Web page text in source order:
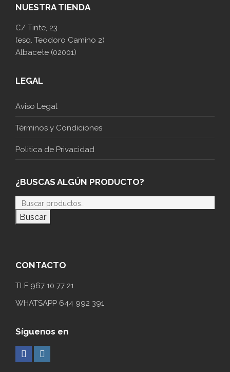
NUESTRA TIENDA
C/ Tinte, 23
(esq. Teodoro Camino 2)
Albacete (02001)
LEGAL
Aviso Legal
Términos y Condiciones
Politica de Privacidad
¿BUSCAS ALGÚN PRODUCTO?
Buscar
CONTACTO
TLF 967 10 77 21
WHATSAPP 644 992 391
Síguenos en